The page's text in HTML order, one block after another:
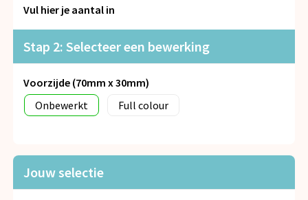
Snoepgoed
Spellen voor binnen en buiten
Veiligheid, Auto en Fiets
Vrije tijd en Strand
Vul hier je aantal in
Stap 2: Selecteer een bewerking
Voorzijde (70mm x 30mm)
Onbewerkt
Full colour
Jouw selectie